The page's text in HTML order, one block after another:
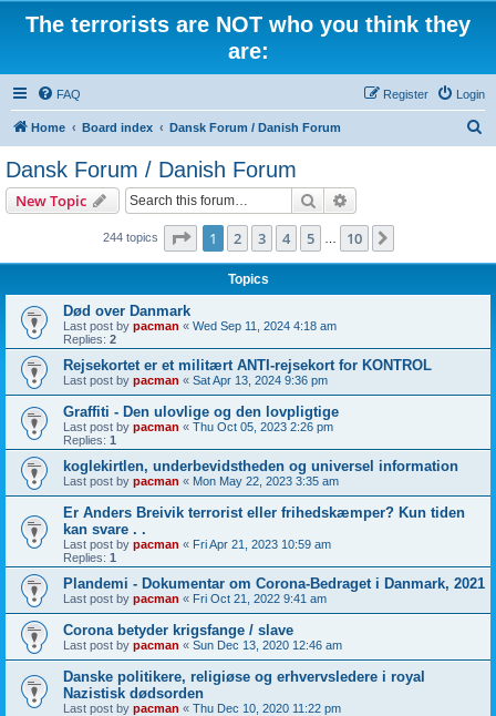
The terrorists are NOT who you think they
are:
FAQ Login
Register
Home Board index Dansk Forum / Danish Forum
Dansk Forum / Danish Forum
New Topic Search
244 topics Page 1of 10
1 2 3 4 5 10
Topics
Død over Danmark
Last post by pacman « Wed Sep 11, 2024 4:18 am
Replies: 2
Rejsekortet er et militært ANTI-rejsekort for KONTROL
Last post by pacman « Sat Apr 13, 2024 9:36 pm
Graffiti - Den ulovlige og den lovpligtige
Last post by pacman « Thu Oct 05, 2023 2:26 pm
Replies: 1
koglekirtlen, underbevidstheden og universel information
Last post by pacman « Mon May 22, 2023 3:35 am
Er Anders Breivik terrorist eller frihedskæmper? Kun tiden
kan svare . .
Last post by pacman « Fri Apr 21, 2023 10:59 am
Replies: 1
Plandemi - Dokumentar om Corona-Bedraget i Danmark, 2021
Last post by pacman « Fri Oct 21, 2022 9:41 am
Corona betyder krigsfange / slave
Last post by pacman « Sun Dec 13, 2020 12:46 am
Danske politikere, religiøse og erhvervsledere i royal
Nazistisk dødsorden
Last post by pacman « Thu Dec 10, 2020 11:22 pm